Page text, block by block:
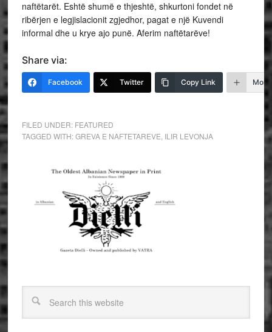
naftëtarët. Eshtë shumë e thjeshtë, shkurtoni fondet në
ribërjen e legjislacionit zgjedhor, pagat e një Kuvendi
informal dhe u krye ajo punë. Aferim naftëtarëve!
Share via:
Facebook Twitter Copy Link More
FILED UNDER: FEATURED
TAGGED WITH:GREVA E NAFTETAREVE ILIR LEVONJA